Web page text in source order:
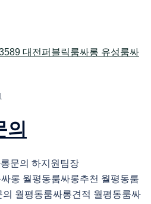
의
문의 하지원팀장
롱 월평동룸싸롱추천 월평동룸
월평동룸싸롱견적 월평동룸싸